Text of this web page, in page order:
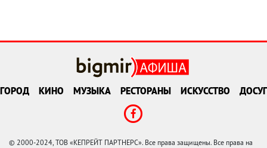
ГОРОД КИНО МУЗЫКА РЕСТОРАНЫ ИСКУССТВО ДОСУГ
© 2000-2024, ТОВ «КЕПРЕЙТ ПАРТНЕРС». Все права защищены. Все права на